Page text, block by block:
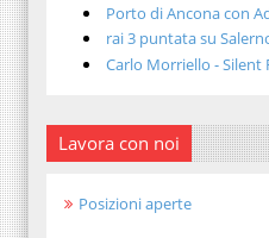
Porto di Ancona con
rai 3 puntata su
Carlo Morriello - Silent
Lavora con noi
Posizioni aperte